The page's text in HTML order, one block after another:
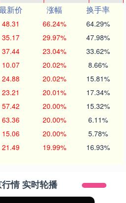
新价 涨幅
换手率
48.31 66.24% 64.29%
35.17 29.97% 47.98%
37.44 23.04% 33.62%
10.07 20.02% 8.66%
24.88 20.02% 15.81%
23.21 20.01% 17.34%
57.42 20.00% 15.32%
63.36 20.00% 6.11%
15.06 20.00% 5.78%
21.49 19.99% 16.93%
情 实时轮播